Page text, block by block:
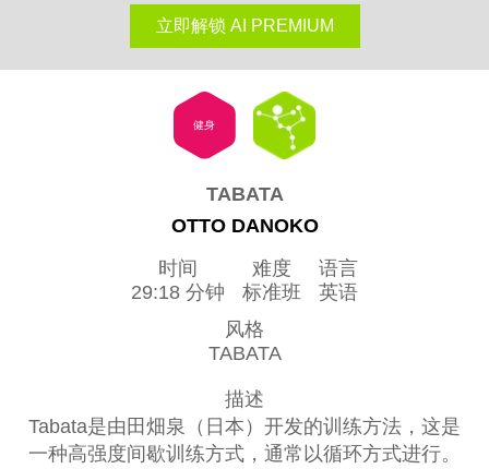
立即解锁 AI PREMIUM
健身
TABATA
OTTO DANOKO
时间
29:18 分钟
难度
标准班
语言
英语
风格
TABATA
描述
Tabata是由田畑泉（日本）开发的训练方法，这是
一种高强度间歇训练方式，通常以循环方式进行。